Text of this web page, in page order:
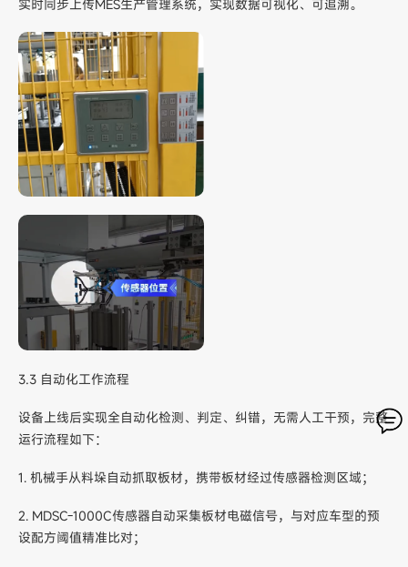
实时同步上传MES生产管理系统，实现数据可视化、可追溯。
3.3 自动化工作流程
设备上线后实现全自动化检测、判定、纠错，无需人工干预，完整
运行流程如下：
1. 机械手从料垛自动抓取板材，携带板材经过传感器检测区域；
2. MDSC-1000C传感器自动采集板材电磁信号，与对应车型的预
设配方阈值精准比对；